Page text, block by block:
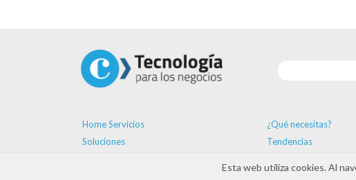
Home Servicios
¿Qué necesitas?
Soluciones
Tendencias
Esta web utiliza cookies. Al